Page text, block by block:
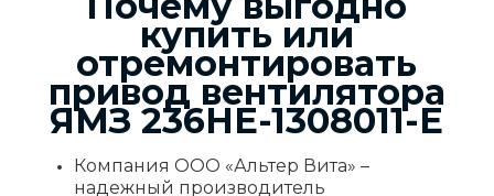
купить или
отремонтировать
привод вентилятора
ЯМЗ 236НЕ-1308011-Е
Компания ООО «Альтер Вита» –
надежный производитель